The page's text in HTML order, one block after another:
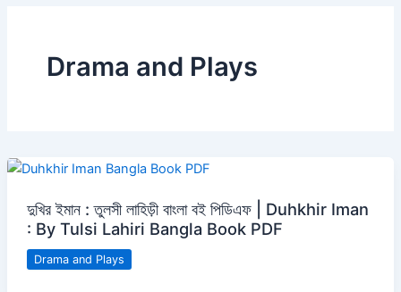
Drama and Plays
দুখির ইমান : তুলসী লাহিড়ী বাংলা বই পিডিএফ | Duhkhir Iman
: By Tulsi Lahiri Bangla Book PDF
Drama and Plays